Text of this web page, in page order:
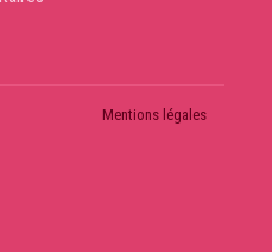
Mentions légales